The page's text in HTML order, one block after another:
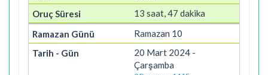
13 saat, 47 dakika
Ramazan 10
20 Mart 2024 -
Çarşamba